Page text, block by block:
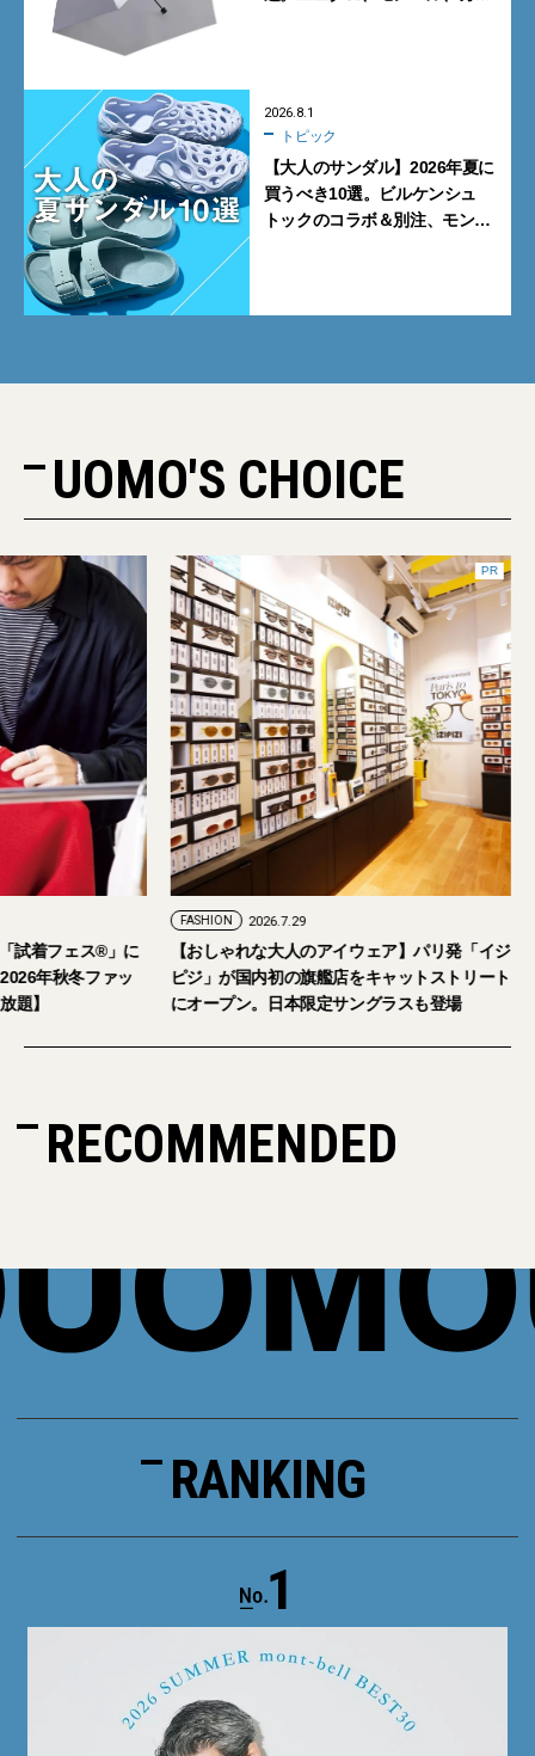
2026.8.1
トピック
【大人のサンダル】2026年夏に
買うべき10選。ビルケンシュ
トックのコラボ＆別注、モンベ
UOMO'S CHOICE
試着フェス®︎」に
年秋冬ファッ
題】
PR
FASHION 2026.7.29
【おしゃれな大人のアイウェア】パリ発「イジ
ピジ」が国内初の旗艦店をキャットストリート
にオープン。日本限定サングラスも登場
RECOMMENDED
RANKING
1